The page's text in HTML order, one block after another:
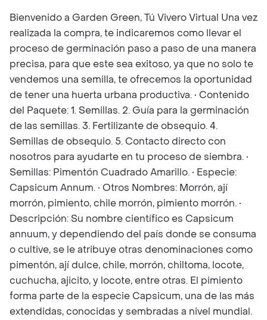
Bienvenido a Garden Green, Tú Vivero Virtual Una vez
realizada la compra, te indicaremos como llevar el
proceso de germinación paso a paso de una manera
precisa, para que este sea exitoso, ya que no solo te
vendemos una semilla, te ofrecemos la oportunidad
de tener una huerta urbana productiva. • Contenido
del Paquete: 1. Semillas. 2. Guía para la germinación
de las semillas. 3. Fertilizante de obsequio. 4.
Semillas de obsequio. 5. Contacto directo con
nosotros para ayudarte en tu proceso de siembra. •
Semillas: Pimentón Cuadrado Amarillo. • Especie:
Capsicum Annum. • Otros Nombres: Morrón, ají
morrón, pimiento, chile morrón, pimiento morrón. •
Descripción: Su nombre científico es Capsicum
annuum, y dependiendo del país donde se consuma
o cultive, se le atribuye otras denominaciones como
pimentón, ají dulce, chile, morrón, chiltoma, locote,
cuchucha, ajicito, y locote, entre otras. El pimiento
forma parte de la especie Capsicum, una de las más
extendidas, conocidas y sembradas a nivel mundial.